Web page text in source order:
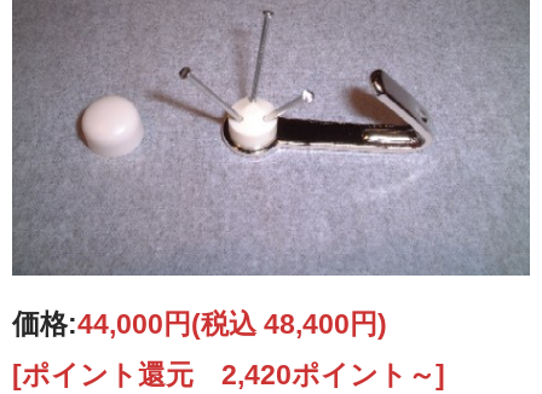
マットグレイのメタルフレームにシャープな短針と長針、ホワイトの文字盤のコ
ンビネーションがお洒落なNEW GATEの掛け時計です。
シンプルでエレガントなローマ数字の文字盤は見やすく機能面でも魅力的です。
フラットタイプのガラスカバーがモダンでスタイリッシュ。
クールで飽きの来ないデザインのクロックは、壁面をお洒落に飾ります。
１９９２年創業と歴史は浅いNEW GATE社ですが、見る者の心を掴む斬新で目
を引くデザインは世界中から高い評価を得ています。
創業者ジム・リードの優れたデザインは、どこかなつかしさを感じる温かみのあ
●材質：メタル(枠）、ガラス（カバー）
●色：枠（マットグレイ）、文字盤（ホワイト）
価格:44,000円(税込 48,400円)
[ポイント還元 2,420ポイント～]